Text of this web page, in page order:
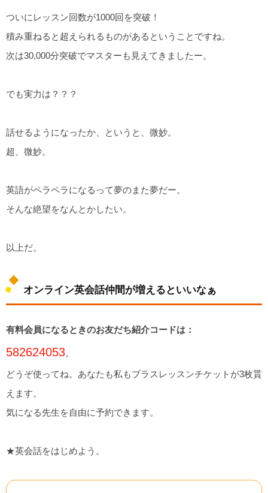
ついにレッスン回数が1000回を突破！
積み重ねると超えられるものがあるということですね。
次は30,000分突破でマスターも見えてきましたー。
でも実力は？？？
話せるようになったか、というと、微妙。
超、微妙。
英語がペラペラになるって夢のまた夢だー。
そんな絶望をなんとかしたい。
以上だ。
オンライン英会話仲間が増えるといいなぁ
有料会員になるときのお友だち紹介コードは：
582624053。
どうぞ使ってね。あなたも私もプラスレッスンチケットが3枚貰
えます。
気になる先生を自由に予約できます。
★英会話をはじめよう。